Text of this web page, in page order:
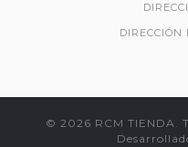
DIRECCIÓN
© 2026 RCM TIENDA.